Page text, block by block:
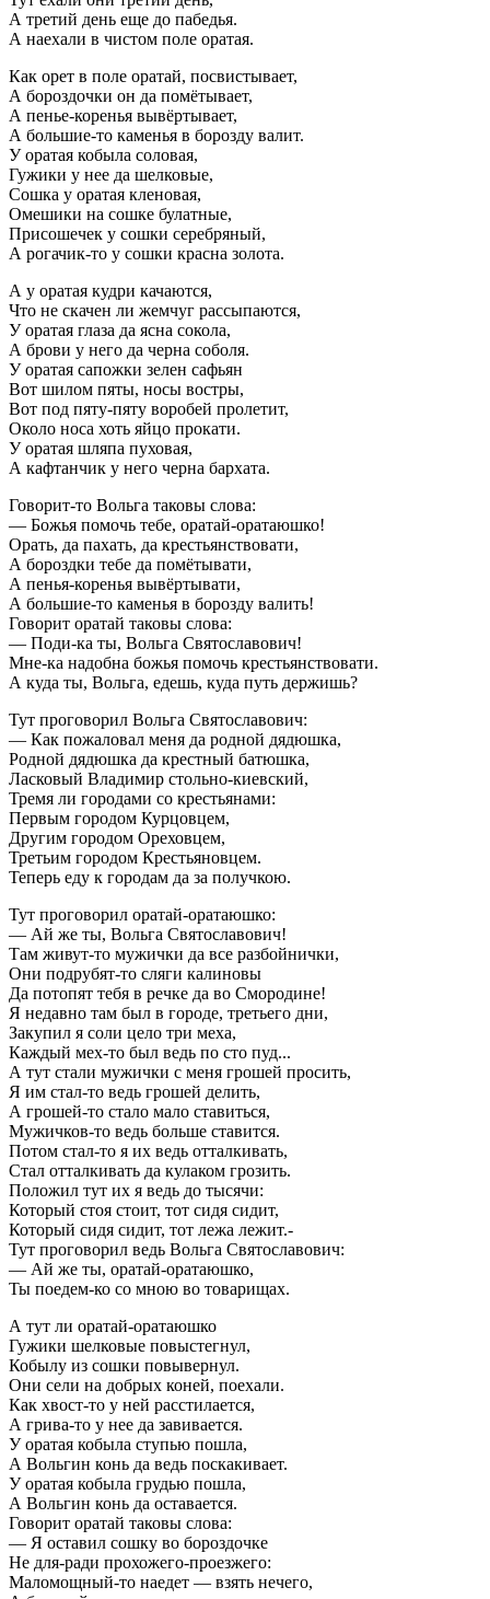
А третий день еще до пабедья.
А наехали в чистом поле оратая.
Как орет в поле оратай, посвистывает,
А бороздочки он да помётывает,
А пенье-коренья вывёртывает,
А большие-то каменья в борозду валит.
У оратая кобыла соловая,
Гужики у нее да шелковые,
Сошка у оратая кленовая,
Омешики на сошке булатные,
Присошечек у сошки серебряный,
А рогачик-то у сошки красна золота.
А у оратая кудри качаются,
Что не скачен ли жемчуг рассыпаются,
У оратая глаза да ясна сокола,
А брови у него да черна соболя.
У оратая сапожки зелен сафьян
Вот шилом пяты, носы востры,
Вот под пяту-пяту воробей пролетит,
Около носа хоть яйцо прокати.
У оратая шляпа пуховая,
А кафтанчик у него черна бархата.
Говорит-то Вольга таковы слова:
— Божья помочь тебе, оратай-оратаюшко!
Орать, да пахать, да крестьянствовати,
А бороздки тебе да помётывати,
А пенья-коренья вывёртывати,
А большие-то каменья в борозду валить!
Говорит оратай таковы слова:
— Поди-ка ты, Вольга Святославович!
Мне-ка надобна божья помочь крестьянствовати.
А куда ты, Вольга, едешь, куда путь держишь?
Тут проговорил Вольга Святославович:
— Как пожаловал меня да родной дядюшка,
Родной дядюшка да крестный батюшка,
Ласковый Владимир стольно-киевский,
Тремя ли городами со крестьянами:
Первым городом Курцовцем,
Другим городом Ореховцем,
Третьим городом Крестьяновцем.
Теперь еду к городам да за получкою.
Тут проговорил оратай-оратаюшко:
— Ай же ты, Вольга Святославович!
Там живут-то мужички да все разбойнички,
Они подрубят-то сляги калиновы
Да потопят тебя в речке да во Смородине!
Я недавно там был в городе, третьего дни,
Закупил я соли цело три меха,
Каждый мех-то был ведь по сто пуд...
А тут стали мужички с меня грошей просить,
Я им стал-то ведь грошей делить,
А грошей-то стало мало ставиться,
Мужичков-то ведь больше ставится.
Потом стал-то я их ведь отталкивать,
Стал отталкивать да кулаком грозить.
Положил тут их я ведь до тысячи:
Который стоя стоит, тот сидя сидит,
Который сидя сидит, тот лежа лежит.-
Тут проговорил ведь Вольга Святославович:
— Ай же ты, оратай-оратаюшко,
Ты поедем-ко со мною во товарищах.
А тут ли оратай-оратаюшко
Гужики шелковые повыстегнул,
Кобылу из сошки повывернул.
Они сели на добрых коней, поехали.
Как хвост-то у ней расстилается,
А грива-то у нее да завивается.
У оратая кобыла ступью пошла,
А Вольгин конь да ведь поскакивает.
У оратая кобыла грудью пошла,
А Вольгин конь да оставается.
Говорит оратай таковы слова:
— Я оставил сошку во бороздочке
Не для-ради прохожего-проезжего:
Маломощный-то наедет — взять нечего,